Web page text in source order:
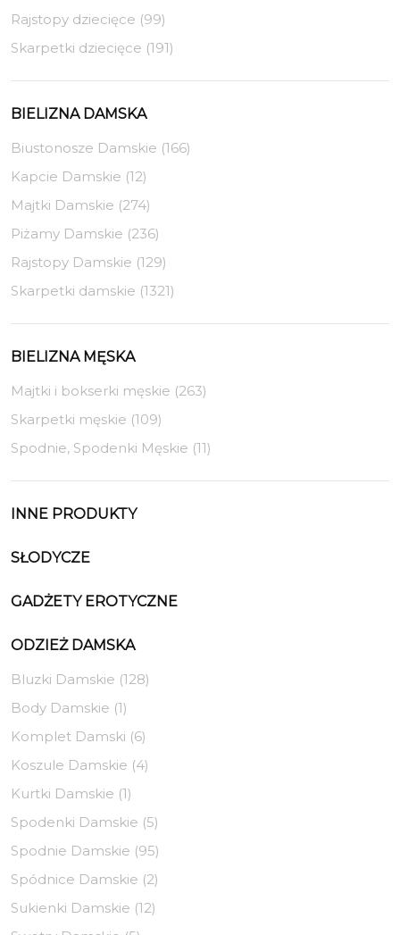
Rajstopy dziecięce (99)
Skarpetki dziecięce (191)
BIELIZNA DAMSKA
Biustonosze Damskie (166)
Kapcie Damskie (12)
Majtki Damskie (274)
Piżamy Damskie (236)
Rajstopy Damskie (129)
Skarpetki damskie (1321)
BIELIZNA MĘSKA
Majtki i bokserki męskie (263)
Skarpetki męskie (109)
Spodnie, Spodenki Męskie (11)
INNE PRODUKTY
SŁODYCZE
GADŻETY EROTYCZNE
ODZIEŻ DAMSKA
Bluzki Damskie (128)
Body Damskie (1)
Komplet Damski (6)
Koszule Damskie (4)
Kurtki Damskie (1)
Spodenki Damskie (5)
Spodnie Damskie (95)
Spódnice Damskie (2)
Sukienki Damskie (12)